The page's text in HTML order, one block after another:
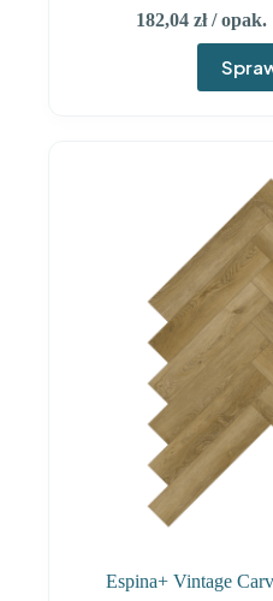
182,04 zł/ opak.
Espina+ Vintage